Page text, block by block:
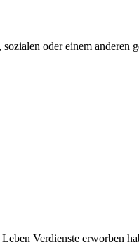
oder einem anderen
Verdienste erworben